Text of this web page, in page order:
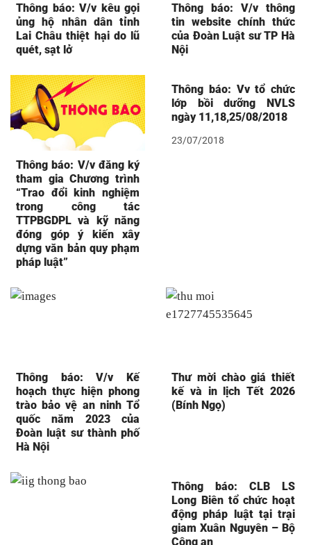
Thông báo: V/v kêu gọi
ủng hộ nhân dân tỉnh
Lai Châu thiệt hại do lũ
quét, sạt lở
Thông báo: V/v thông
tin website chính thức
của Đoàn Luật sư TP Hà
Nội
Thông báo: V/v đăng ký
tham gia Chương trình
“Trao đổi kinh nghiệm
trong công tác
TTPBGDPL và kỹ năng
đóng góp ý kiến xây
dựng văn bản quy phạm
pháp luật”
Thông báo: Vv tổ chức
lớp bồi dưỡng NVLS
ngày 11,18,25/08/2018
23/07/2018
Thông báo: V/v Kế
hoạch thực hiện phong
trào bảo vệ an ninh Tổ
quốc năm 2023 của
Đoàn luật sư thành phố
Hà Nội
Thư mời chào giá thiết
kế và in lịch Tết 2026
(Bính Ngọ)
Thông báo: CLB LS
Long Biên tổ chức hoạt
động pháp luật tại trại
giam Xuân Nguyên – Bộ
Công an